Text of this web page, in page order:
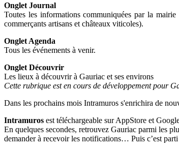
Onglet Journal
Toutes les informations communiquées par la
commerçants artisans et châteaux viticoles).
Onglet Agenda
Tous les événements à venir.
Onglet Découvrir
Les lieux à découvrir à Gauriac et ses environs
Cette rubrique est en cours de développement pour
Dans les prochains mois Intramuros s'enrichira de
Intramuros est téléchargeable sur AppStore et
En quelques secondes, retrouvez Gauriac parmi les
demander à recevoir les notifications… Puis c’est